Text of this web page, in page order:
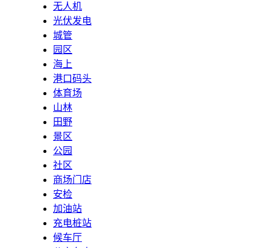
无人机
光伏发电
城管
园区
海上
港口码头
体育场
山林
田野
景区
公园
社区
商场门店
安检
加油站
充电桩站
候车厅